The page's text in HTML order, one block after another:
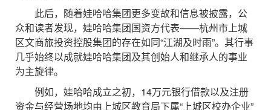
此后，随着娃哈哈集团更多变故和信息被披露，公
众和读者发现，娃哈哈集团国资方代表——杭州市上城
区文商旅投资控股集团的存在如同“江湖及时雨”。其行事
几乎始终以成就娃哈哈集团及其创始人和继承人的事业
为主旋律。
例如，娃哈哈成立之初，14万元银行借款以及注册
资金与经营场地均由上城区教育局下属“上城区校办企业”